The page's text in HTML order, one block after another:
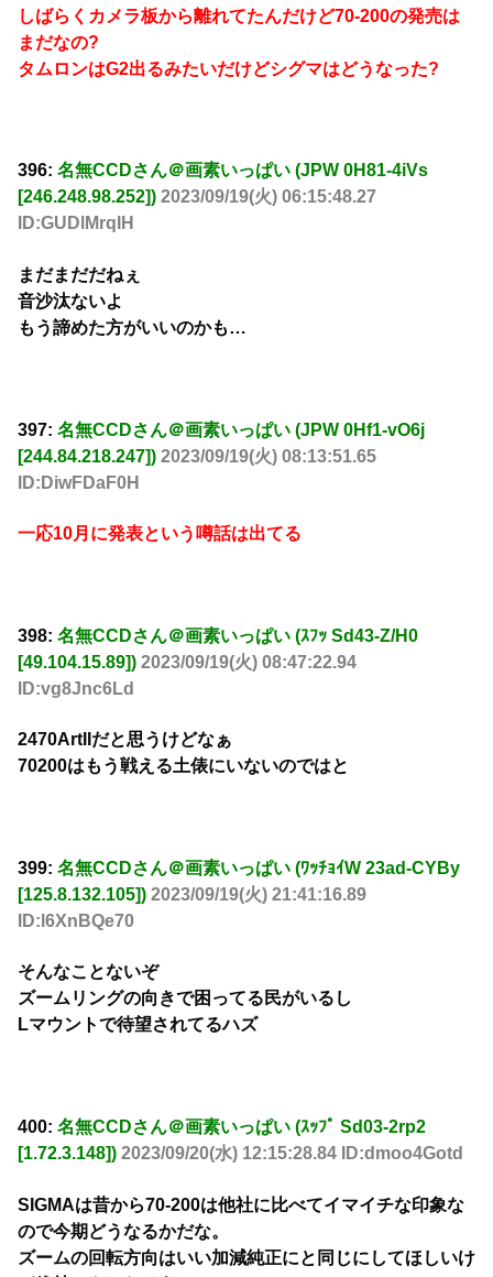
しばらくカメラ板から離れてたんだけど70-200の発売は
まだなの?
タムロンはG2出るみたいだけどシグマはどうなった?
396: 名無CCDさん＠画素いっぱい (JPW 0H81-4iVs
[246.248.98.252]) 2023/09/19(火) 06:15:48.27
ID:GUDlMrqIH
まだまだだねぇ
音沙汰ないよ
もう諦めた方がいいのかも…
397: 名無CCDさん＠画素いっぱい (JPW 0Hf1-vO6j
[244.84.218.247]) 2023/09/19(火) 08:13:51.65
ID:DiwFDaF0H
一応10月に発表という噂話は出てる
398: 名無CCDさん＠画素いっぱい (ｽﾌｯ Sd43-Z/H0
[49.104.15.89]) 2023/09/19(火) 08:47:22.94
ID:vg8Jnc6Ld
2470ArtIIだと思うけどなぁ
70200はもう戦える土俵にいないのではと
399: 名無CCDさん＠画素いっぱい (ﾜｯﾁｮｲW 23ad-CYBy
[125.8.132.105]) 2023/09/19(火) 21:41:16.89
ID:l6XnBQe70
そんなことないぞ
ズームリングの向きで困ってる民がいるし
Lマウントで待望されてるハズ
400: 名無CCDさん＠画素いっぱい (ｽｯﾌﾟ Sd03-2rp2
[1.72.3.148]) 2023/09/20(水) 12:15:28.84 ID:dmoo4Gotd
SIGMAは昔から70-200は他社に比べてイマイチな印象な
ので今期どうなるかだな。
ズームの回転方向はいい加減純正にと同じにしてほしいけ